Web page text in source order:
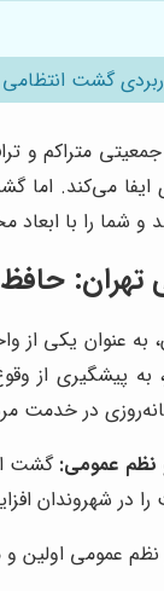
گشت
جمعیتی متراکم و
می‌کند. اما
شما را با ابعاد
به عنوان یکی از
پیشگیری از
در خدمت
عمومی: گشت
در شهروندان
عمومی اولین